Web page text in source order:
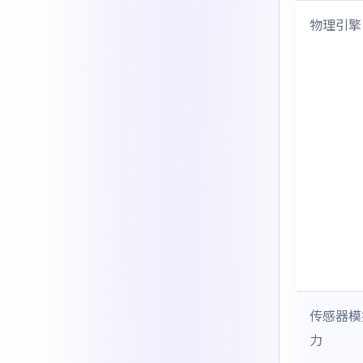
物理引擎
传感器
力